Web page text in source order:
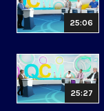
25:06
25:27